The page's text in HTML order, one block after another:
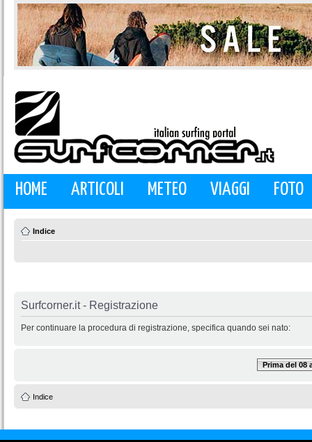
HOME ARTICOLI METEO VIAGGI FOTO
Indice
Surfcorner.it - Registrazione
Per continuare la procedura di registrazione, specifica quando sei nato:
Prima del 08
Indice